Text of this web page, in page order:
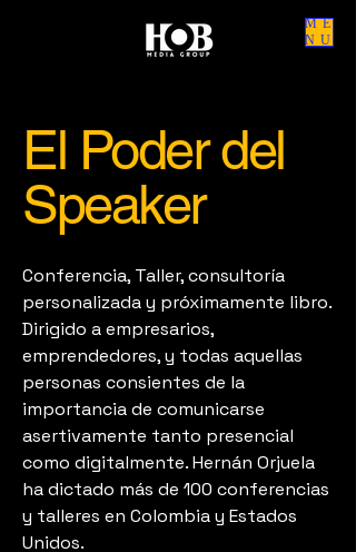
ME
NU
El Poder del
Speaker
Conferencia, Taller, consultoría
personalizada y próximamente libro.
Dirigido a empresarios,
emprendedores, y todas aquellas
personas consientes de la
importancia de comunicarse
asertivamente tanto presencial
como digitalmente. Hernán Orjuela
ha dictado más de 100 conferencias
y talleres en Colombia y Estados
Unidos.